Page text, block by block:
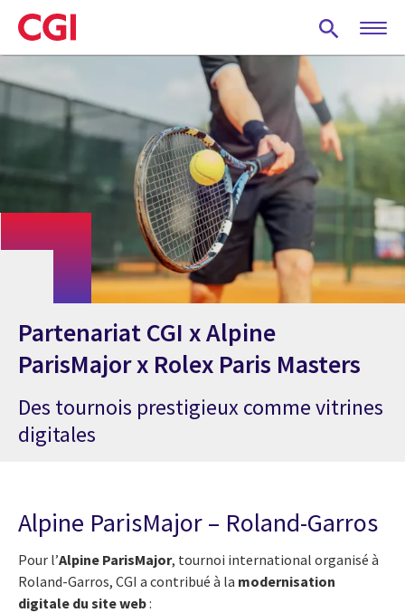
Skip
to
main
Partenariat CGI x Alpine
ParisMajor x Rolex Paris Masters
Des tournois prestigieux comme vitrines
digitales
Alpine ParisMajor – Roland-Garros
Pour l’Alpine ParisMajor, tournoi international organisé à
Roland-Garros, CGI a contribué à la modernisation
digitale du site web: